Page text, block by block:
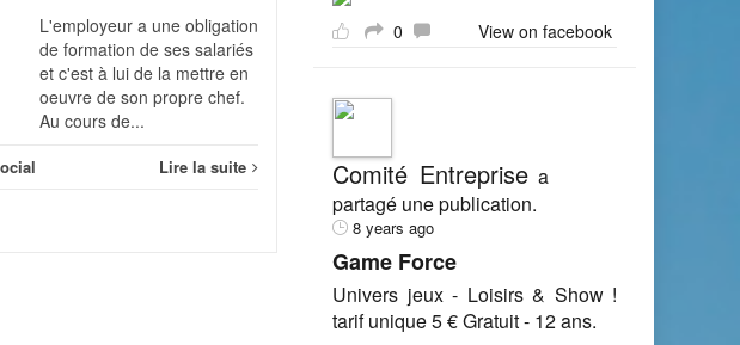
L'employeur a une obligation
de formation de ses salariés
et c'est à lui de la mettre en
oeuvre de son propre chef.
Au cours de...
Lire la suite
0 View on facebook
Comité Entreprisea
partagé une publication.
8 years ago
Game Force
Univers jeux - Loisirs & Show !
tarif unique 5 € Gratuit - 12 ans.